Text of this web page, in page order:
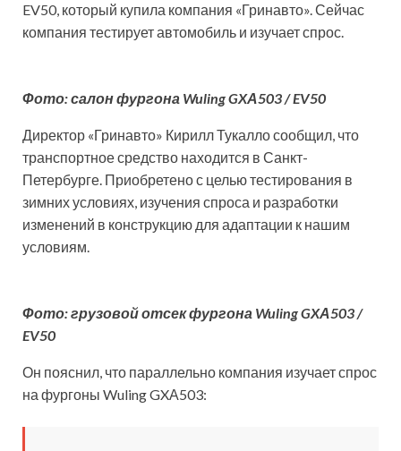
EV50, который купила компания «Гринавто». Сейчас
компания тестирует автомобиль и изучает спрос.
Фото: салон фургона Wuling GXА503 / EV50
Директор «Гринавто» Кирилл Тукалло сообщил, что
транспортное средство находится в Санкт-
Петербурге. Приобретено с целью тестирования в
зимних условиях, изучения спроса и разработки
изменений в конструкцию для адаптации к нашим
условиям.
Фото: грузовой отсек фургона Wuling GXА503 /
EV50
Он пояснил, что параллельно компания изучает спрос
на фургоны Wuling GXА503: